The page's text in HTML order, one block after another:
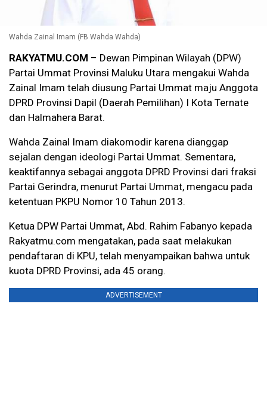
Wahda Zainal Imam (FB Wahda Wahda)
RAKYATMU.COM – Dewan Pimpinan Wilayah (DPW)
Partai Ummat Provinsi Maluku Utara mengakui Wahda
Zainal Imam telah diusung Partai Ummat maju Anggota
DPRD Provinsi Dapil (Daerah Pemilihan) I Kota Ternate
dan Halmahera Barat.
Wahda Zainal Imam diakomodir karena dianggap
sejalan dengan ideologi Partai Ummat. Sementara,
keaktifannya sebagai anggota DPRD Provinsi dari fraksi
Partai Gerindra, menurut Partai Ummat, mengacu pada
ketentuan PKPU Nomor 10 Tahun 2013.
Ketua DPW Partai Ummat, Abd. Rahim Fabanyo kepada
Rakyatmu.com mengatakan, pada saat melakukan
pendaftaran di KPU, telah menyampaikan bahwa untuk
kuota DPRD Provinsi, ada 45 orang.
ADVERTISEMENT